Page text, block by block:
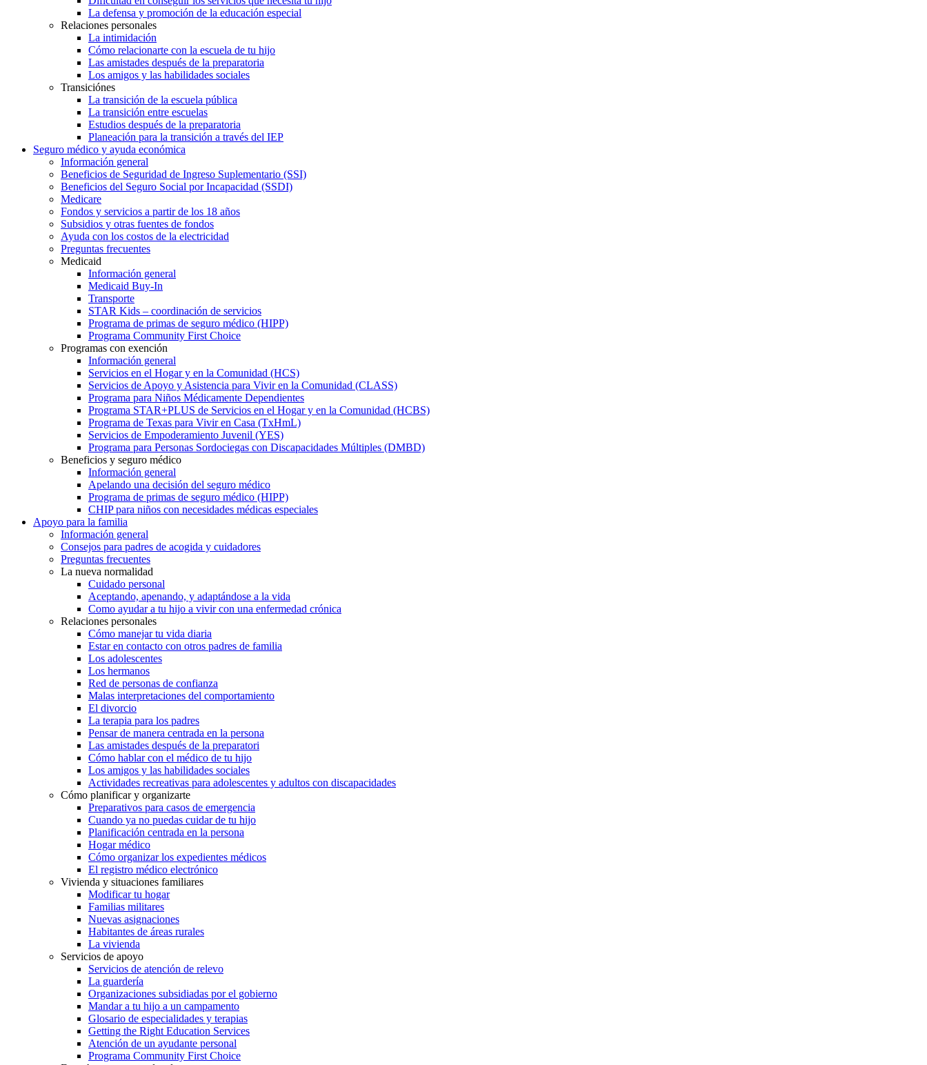
La defensa y promoción de la educación especial
Relaciones personales
La intimidación
Cómo relacionarte con la escuela de tu hijo
Las amistades después de la preparatoria
Los amigos y las habilidades sociales
Transiciónes
La transición de la escuela pública
La transición entre escuelas
Estudios después de la preparatoria
Planeación para la transición a través del IEP
Seguro médico y ayuda económica
Información general
Beneficios de Seguridad de Ingreso Suplementario (SSI)
Beneficios del Seguro Social por Incapacidad (SSDI)
Medicare
Fondos y servicios a partir de los 18 años
Subsidios y otras fuentes de fondos
Ayuda con los costos de la electricidad
Preguntas frecuentes
Medicaid
Información general
Medicaid Buy-In
Transporte
STAR Kids – coordinación de servicios
Programa de primas de seguro médico (HIPP)
Programa Community First Choice
Programas con exención
Información general
Servicios en el Hogar y en la Comunidad (HCS)
Servicios de Apoyo y Asistencia para Vivir en la Comunidad (CLASS)
Programa para Niños Médicamente Dependientes
Programa STAR+PLUS de Servicios en el Hogar y en la Comunidad (HCBS)
Programa de Texas para Vivir en Casa (TxHmL)
Servicios de Empoderamiento Juvenil (YES)
Programa para Personas Sordociegas con Discapacidades Múltiples (DMBD)
Beneficios y seguro médico
Información general
Apelando una decisión del seguro médico
Programa de primas de seguro médico (HIPP)
CHIP para niños con necesidades médicas especiales
Apoyo para la familia
Información general
Consejos para padres de acogida y cuidadores
Preguntas frecuentes
La nueva normalidad
Cuidado personal
Aceptando, apenando, y adaptándose a la vida
Como ayudar a tu hijo a vivir con una enfermedad crónica
Relaciones personales
Cómo manejar tu vida diaria
Estar en contacto con otros padres de familia
Los adolescentes
Los hermanos
Red de personas de confianza
Malas interpretaciones del comportamiento
El divorcio
La terapia para los padres
Pensar de manera centrada en la persona
Las amistades después de la preparatori
Cómo hablar con el médico de tu hijo
Los amigos y las habilidades sociales
Actividades recreativas para adolescentes y adultos con discapacidades
Cómo planificar y organizarte
Preparativos para casos de emergencia
Cuando ya no puedas cuidar de tu hijo
Planificación centrada en la persona
Hogar médico
Cómo organizar los expedientes médicos
El registro médico electrónico
Vivienda y situaciones familiares
Modificar tu hogar
Familias militares
Nuevas asignaciones
Habitantes de áreas rurales
La vivienda
Servicios de apoyo
Servicios de atención de relevo
La guardería
Organizaciones subsidiadas por el gobierno
Mandar a tu hijo a un campamento
Glosario de especialidades y terapias
Getting the Right Education Services
Atención de un ayudante personal
Programa Community First Choice